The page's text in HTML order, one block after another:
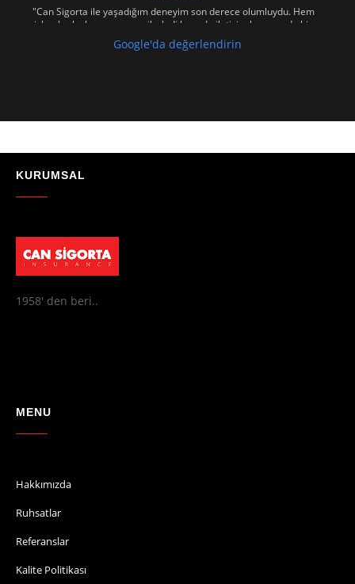
"Can Sigorta ile yaşadığım deneyim son derece olumluydu. Hem
işlemler hızlı ve sorunsuz ilerledi hem de iletişim konusunda hiç
zorlanmadım. Aradığımda ya da mesaj attığımda hemen dönüş
sağladılar, her soruma sabırla ve açıklayıcı bir şekilde yanıt verdiler.
"Absolutelly the best at the TRNC. Highly recommeded !!! Thank You
Google'da değerlendirin
KURUMSAL
1958' den beri..
MENU
Hakkımızda
Ruhsatlar
Referanslar
Kalite Politikası